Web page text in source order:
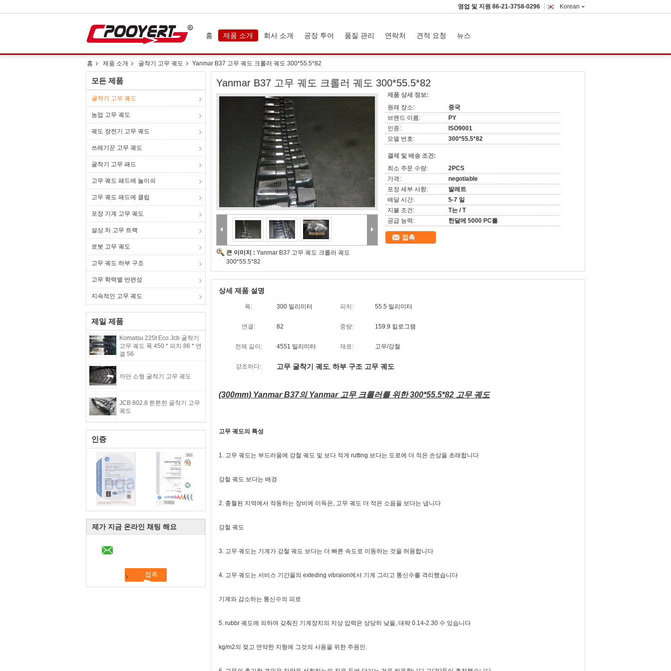
Korean
영업 및 지원 86-21-3758-0296
홈 제품 소개 회사 소개 공장 투어 품질 관리 연락처 견적 요청 뉴스
홈 제품 소개 굴착기 고무 궤도 Yanmar B37 고무 궤도 크롤러 궤도 300*55.5*82
모든 제품
굴착기 고무 궤도
농업 고무 궤도
궤도 장전기 고무 궤도
쓰레기꾼 고무 궤도
굴착기 고무 패드
고무 궤도 패드에 놀이쇠
고무 궤도 패드에 클립
포장 기계 고무 궤도
설상 차 고무 트랙
로봇 고무 궤도
고무 궤도 하부 구조
고무 학력별 반편성
지속적인 고무 궤도
제일 제품
Komatsu 225t Eco Jcb 굴착기
고무 궤도 폭 450 * 피치 86 * 연
결 56
까만 소형 굴착기 고무 궤도
JCB 802.8 튼튼한 굴착기 고무
궤도
인증
제가 지금 온라인 채팅 해요
Yanmar B37 고무 궤도 크롤러 궤도 300*55.5*82
큰 이미지 : Yanmar B37 고무 궤도 크롤러 궤도
300*55.5*82
제품 상세 정보:
원래 장소:
중국
브랜드 이름:
PY
인증:
ISO9001
모델 번호:
300*55.5*82
결제 및 배송 조건:
최소 주문 수량:
2PCS
가격:
negotiable
포장 세부 사항:
발레트
배달 시간:
5-7 일
지불 조건:
T는 / T
공급 능력:
한달에 5000 PC를
접촉
상세 제품 설명
폭: 300 밀리미터 피치: 55.5 밀리미터
연결: 82 중량: 159.9 킬로그램
전체 길이: 4551 밀리미터 재료: 고무/강철
강조하다: 고무 굴착기 궤도, 하부 구조 고무 궤도
(300mm) Yanmar B37의 Yanmar 고무 크롤러를 위한 300*55.5*82 고무 궤도
고무 궤도의 특성
1. 고무 궤도는 부드러움에 강철 궤도 및 보다 적게 rutting 보다는 도로에 더 적은 손상을 초래합니다
강철 궤도 보다는 배경
2. 충혈된 지역에서 작동하는 장비에 이득은, 고무 궤도 더 적은 소음을 보다는 냅니다
강철 궤도
3. 고무 궤도는 기계가 강철 궤도 보다는 더 빠른 속도로 이동하는 것을 허용합니다
4. 고무 궤도는 서비스 기간을의 exteding vibraion에서 기계 그리고 통신수를 격리했습니다
기계와 감소하는 통신수의 피로
5. rubbr 궤도에 의하여 갖춰진 기계장치의 지상 압력은 상당히 낮을, 대략 0.14-2.30 수 있습니다
kg/m2의 젖고 연약한 지형에 그것의 사용을 위한 주원인.